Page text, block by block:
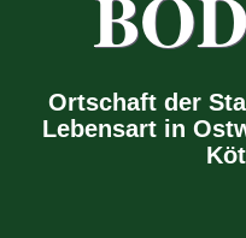
Ortschaft der
Lebensart in